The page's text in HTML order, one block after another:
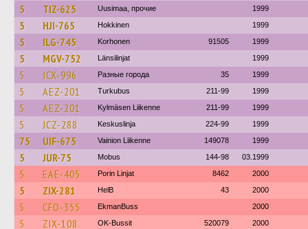
5 TIZ-625 Uusimaa, прочие 1999
5 HJI-765 Hokkinen 1999
5 ILG-745 Korhonen 91505 1999
5 MGV-752 Länsilinjat 1999
5 JCX-996 Разные города 35 1999
5 AEZ-201 Turkubus 211-99 1999
5 AEZ-201 Kylmäsen Liikenne 211-99 1999
5 JCZ-288 Keskuslinja 224-99 1999
75 UIF-675 Vainion Liikenne 149078 1999
5 JUR-75 Mobus 144-98 03.1999
5 EAE-405 Porin Linjat 8462 2000
5 ZIX-281 HelB 43 2000
5 CFO-355 EkmanBuss 2000
5 ZIX-108 OK-Bussit 520079 2000